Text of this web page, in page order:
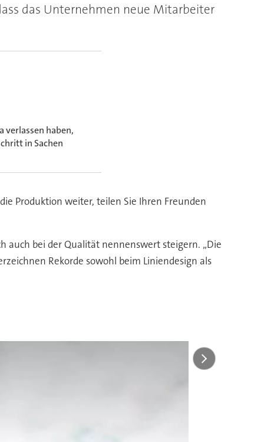
das Unternehmen neue Mitarbeiter
verlassen haben,
in Sachen
Produktion weiter, teilen Sie Ihren Freunden
bei der Qualität nennenswert steigern. „Die
Rekorde sowohl beim Liniendesign als